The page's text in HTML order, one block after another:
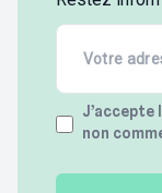
Email
(Required)
Terms
(Required)
non